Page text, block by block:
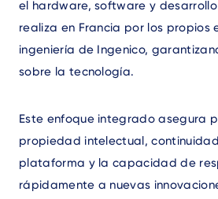
el hardware, software y
realiza en Francia por los propios
ingeniería de Ingenico,
sobre la tecnología.
Este enfoque integrado asegura
propiedad intelectual,
plataforma y la capacidad de
rápidamente a nuevas